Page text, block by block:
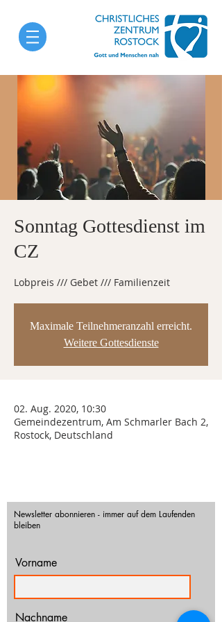
Sonntag Gottesdienst im
CZ
Lobpreis /// Gebet /// Familienzeit
Maximale Teilnehmeranzahl erreicht.
Weitere Gottesdienste
02. Aug. 2020, 10:30
Gemeindezentrum, Am Schmarler Bach 2,
Rostock, Deutschland
Newsletter abonnieren - immer auf dem Laufenden
bleiben
Vorname
Nachname